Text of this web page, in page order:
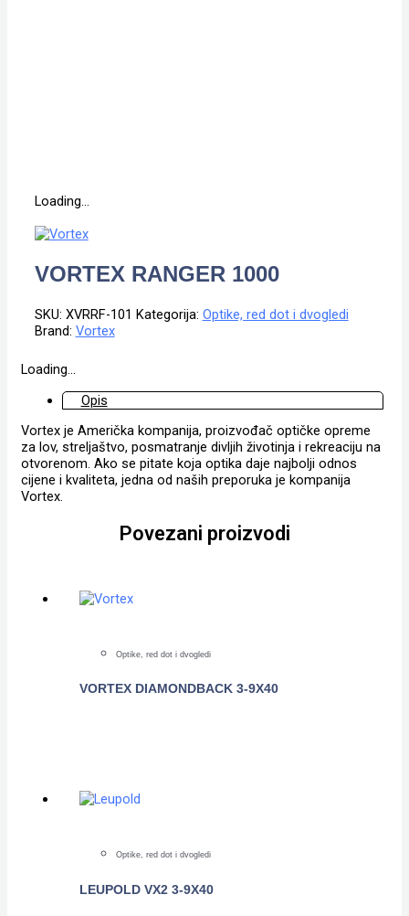
Loading...
VORTEX RANGER 1000
SKU: XVRRF-101 Kategorija: Optike, red dot i dvogledi
Brand: Vortex
Loading...
Opis
Vortex je Američka kompanija, proizvođač optičke opreme
za lov, streljaštvo, posmatranje divljih životinja i rekreaciju na
otvorenom. Ako se pitate koja optika daje najbolji odnos
cijene i kvaliteta, jedna od naših preporuka je kompanija
Vortex.
Povezani proizvodi
Optike, red dot i dvogledi
VORTEX DIAMONDBACK 3-9X40
Optike, red dot i dvogledi
LEUPOLD VX2 3-9X40